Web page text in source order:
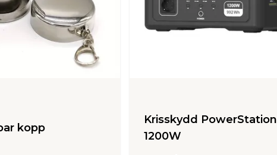
kopp
Krisskydd PowerStation
1200W